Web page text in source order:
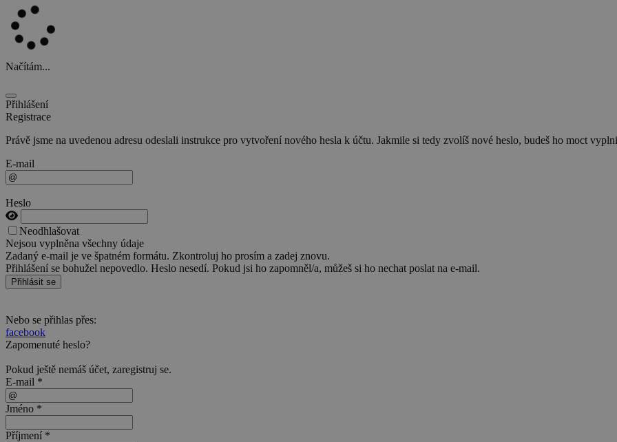
Načítám...
Přihlášení
Registrace
Právě jsme na uvedenou adresu odeslali instrukce pro vytvoření nového hesla k účtu. Jakmile si tedy zvolíš nové heslo, budeš ho moct
E-mail
Heslo
Neodhlašovat
Nejsou vyplněna všechny údaje
Zadaný e-mail je ve špatném formátu. Zkontroluj ho prosím a zadej znovu.
Přihlášení se bohužel nepovedlo. Heslo nesedí. Pokud jsi ho zapomněl/a, můžeš si ho nechat poslat na e-mail.
Přihlásit se
Nebo se přihlas přes:
facebook
Zapomenuté heslo?
Pokud ještě nemáš účet, zaregistruj se.
E-mail *
Jméno *
Příjmení *